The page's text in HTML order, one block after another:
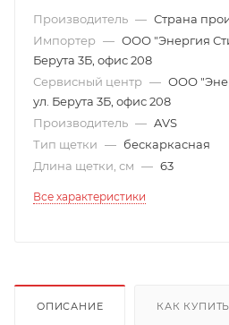
Производитель — Страна
Импортер — ООО "Энергия
Берута 3Б, офис 208
Сервисный центр — ООО
ул. Берута 3Б, офис 208
Производитель — AVS
Тип щетки — бескаркасная
Длина щетки, см — 63
Все характеристики
ОПИСАНИЕ КАК КУПИТЬ